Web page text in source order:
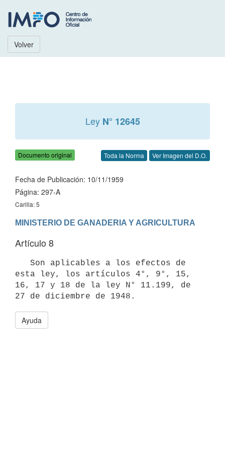
Volver
Ley N° 12645
Documento original Toda la Norma Ver Imagen del D.O.
Fecha de Publicación: 10/11/1959
Página: 297-A
Carilla: 5
MINISTERIO DE GANADERIA Y AGRICULTURA
Artículo 8
esta ley, los artículos 4°, 9°, 15,
16, 17 y 18 de la ley N° 11.199, de
27 de diciembre de 1948.
Ayuda